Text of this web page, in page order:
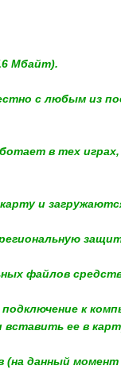
Мбайт).
с любым из
в тех
и
файлов
к
вставить ее в
(на данный момент